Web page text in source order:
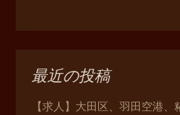
最近の投稿
【求人】大田区、羽田空港